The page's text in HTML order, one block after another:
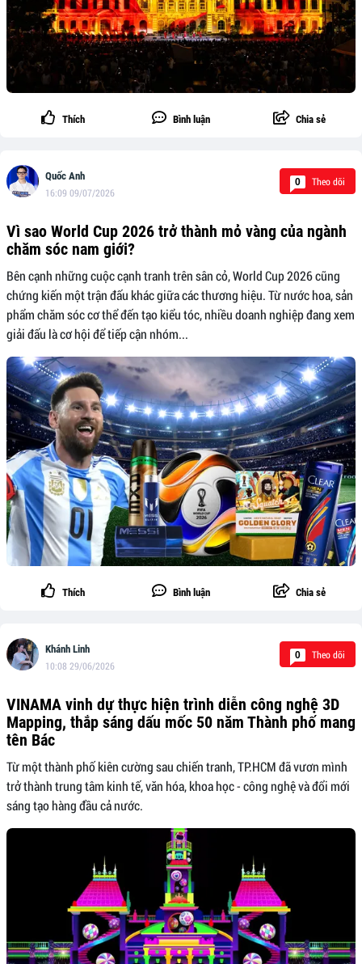
Thích Bình luận Chia sẻ
Quốc Anh
16:09 09/07/2026
0 Theo dõi
Vì sao World Cup 2026 trở thành mỏ vàng của ngành
chăm sóc nam giới?
Bên cạnh những cuộc cạnh tranh trên sân cỏ, World Cup 2026 cũng
chứng kiến một trận đấu khác giữa các thương hiệu. Từ nước hoa, sản
phẩm chăm sóc cơ thể đến tạo kiểu tóc, nhiều doanh nghiệp đang xem
giải đấu là cơ hội để tiếp cận nhóm...
Thích Bình luận Chia sẻ
Khánh Linh
10:08 29/06/2026
0 Theo dõi
VINAMA vinh dự thực hiện trình diễn công nghệ 3D
Mapping, thắp sáng dấu mốc 50 năm Thành phố mang
tên Bác
Từ một thành phố kiên cường sau chiến tranh, TP.HCM đã vươn mình
trở thành trung tâm kinh tế, văn hóa, khoa học - công nghệ và đổi mới
sáng tạo hàng đầu cả nước.